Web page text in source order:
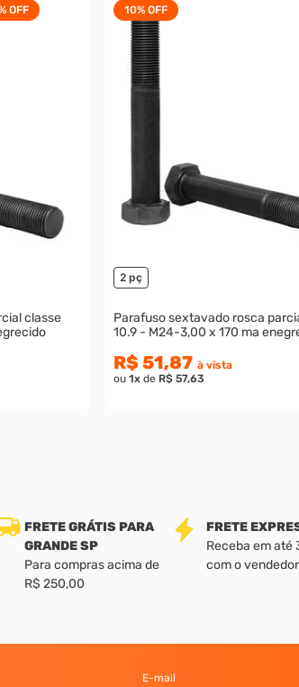
OFF
classe
10%OFF
2 pç
Parafuso sextavado rosca
10.9 - M24-3,00 x 170 ma
R$ 51,87 à vista
ou 1xde R$ 57,63
FRETE GRÁTIS PARA
GRANDE SP
Para compras acima de
R$ 250,00
FRETE
Receba em até
com o vendedor
E-mail